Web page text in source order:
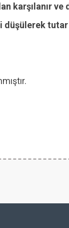
karşılanır
düşülerek